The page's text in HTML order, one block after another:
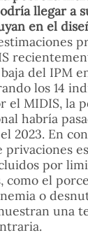
llegar a
en el
del IPM
los 14
el MIDIS, la
habría
2023. En
privaciones
por
como el
o
una